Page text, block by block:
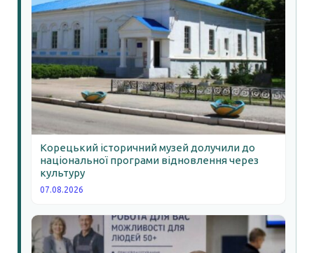
Корецький історичний музей долучили до
національної програми відновлення через
культуру
07.08.2026